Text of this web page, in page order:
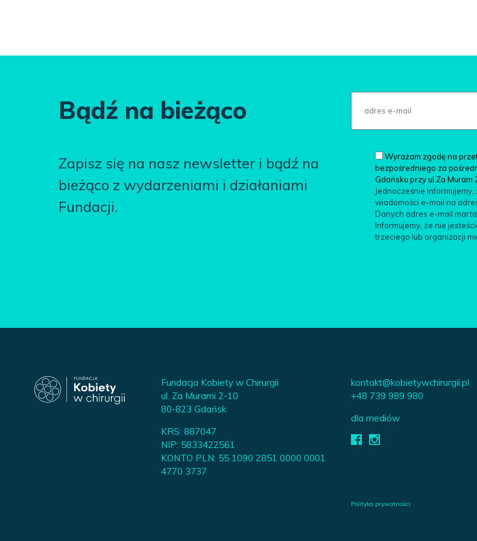
Bądź na bieżąco
Zapisz się na nasz newsletter i bądź na
bieżąco z wydarzeniami i działaniami
Fundacji.
Wyrażam zgodę na
bezpośredniego za
Gdańsku przy ul.Za Muram
Jednocześnie
wiadomości e-mail na
Danych adres e-mail
Informujemy, że nie
trzeciego lub organizacji
Fundacja Kobiety w Chirurgii
ul. Za Murami 2-10
80-823 Gdańsk
KRS: 887047
NIP: 5833422561
KONTO PLN: 55 1090 2851 0000 0001
4770 3737
kontakt@kobietywchirurgii.pl
+48 739 989 980
dla mediów
Polityka prywatności